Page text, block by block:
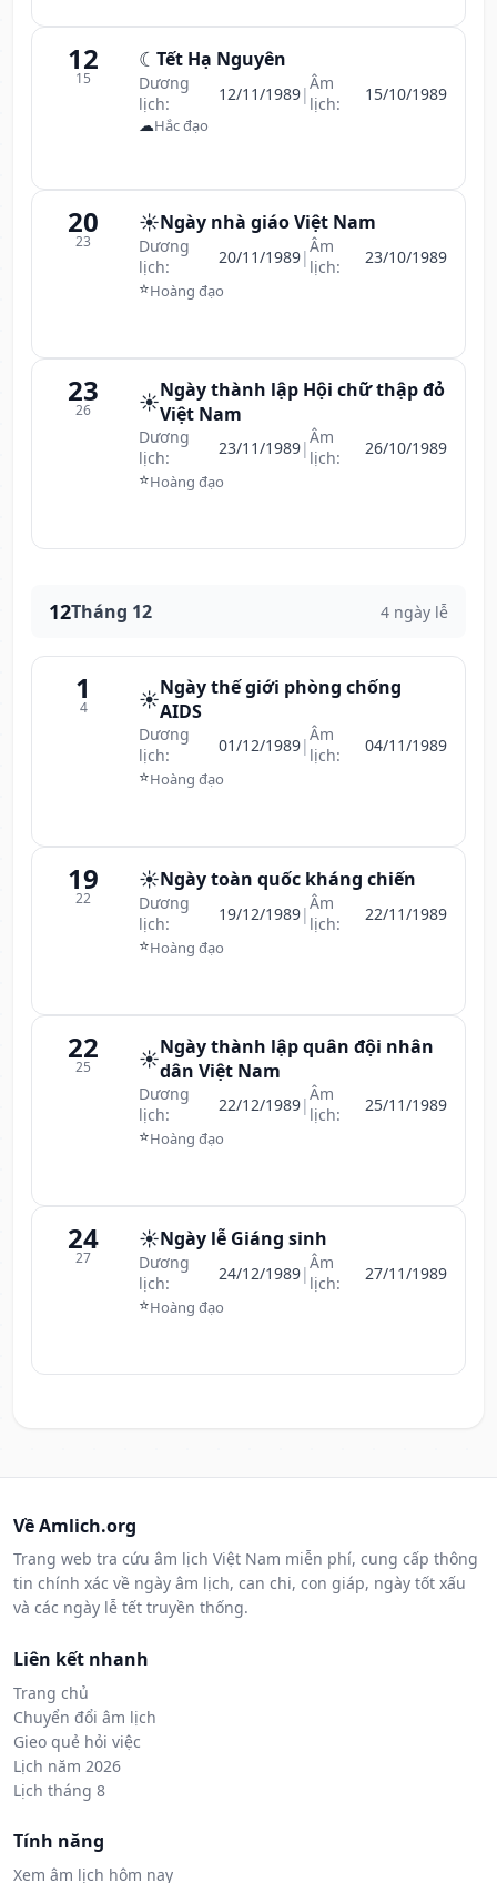
12
15
☾ Tết Hạ Nguyên
Dương
lịch:
12/11/1989|Âm
lịch:
15/10/1989
☁Hắc đạo
20
23
☀️Ngày nhà giáo Việt Nam
Dương
lịch:
20/11/1989|Âm
lịch:
23/10/1989
⭐Hoàng đạo
23
26 ☀️Ngày thành lập Hội chữ thập đỏ
Việt Nam
Dương
lịch:
23/11/1989|Âm
lịch:
26/10/1989
⭐Hoàng đạo
12Tháng 12 4 ngày lễ
1
4 ☀️Ngày thế giới phòng chống
AIDS
Dương
lịch:
01/12/1989|Âm
lịch:
04/11/1989
⭐Hoàng đạo
19
22
☀️Ngày toàn quốc kháng chiến
Dương
lịch:
19/12/1989|Âm
lịch:
22/11/1989
⭐Hoàng đạo
22
25 ☀️Ngày thành lập quân đội nhân
dân Việt Nam
Dương
lịch:
22/12/1989|Âm
lịch:
25/11/1989
⭐Hoàng đạo
24
27
☀️Ngày lễ Giáng sinh
Dương
lịch:
24/12/1989|Âm
lịch:
27/11/1989
⭐Hoàng đạo
Về Amlich.org
Trang web tra cứu âm lịch Việt Nam miễn phí, cung cấp thông
tin chính xác về ngày âm lịch, can chi, con giáp, ngày tốt xấu
và các ngày lễ tết truyền thống.
Liên kết nhanh
Trang chủ
Chuyển đổi âm lịch
Gieo quẻ hỏi việc
Lịch năm 2026
Lịch tháng 8
Tính năng
Xem âm lịch hôm nay